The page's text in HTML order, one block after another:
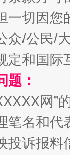
一切因
众/公民/
定和国
题：
网”
笔名和
投诉报